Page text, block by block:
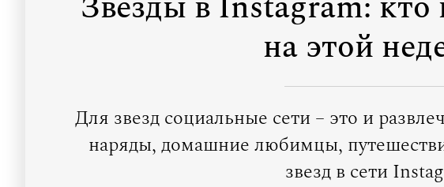
на этой
Для звезд социальные сети – это и
наряды, домашние любимцы,
звезд в сети